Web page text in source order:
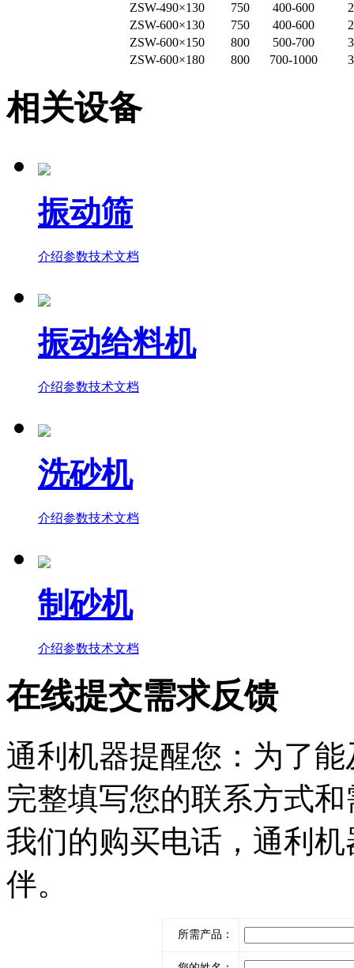
ZSW-490×130
750 400-600
ZSW-600×130
750 400-600
ZSW-600×150
800 500-700
ZSW-600×180
800 700-1000
相关设备
振动筛
介绍参数技术文档
振动给料机
介绍参数技术文档
洗砂机
介绍参数技术文档
制砂机
介绍参数技术文档
在线提交需求反馈
通利机器提醒您：为了
完整填写您的联系方式
我们的购买电话，通利
伴。
所需产品：